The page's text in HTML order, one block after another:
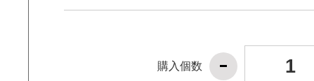
購入個数